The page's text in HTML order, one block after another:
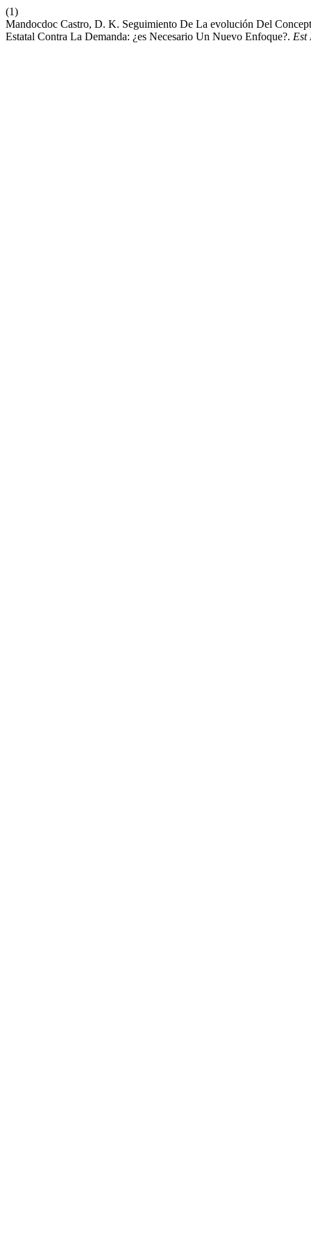
(1)
Mandocdoc Castro, D. K. Seguimiento De La evolución Del
Estatal Contra La Demanda: ¿es Necesario Un Nuevo Enfoque?. Est